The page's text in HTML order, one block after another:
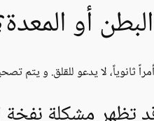
أو
ثانوياً، لا يدعو للقلق. و يتم